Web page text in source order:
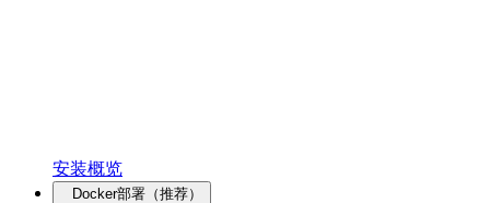
安装概览
Docker部署（推荐）